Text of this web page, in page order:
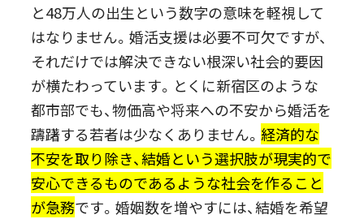
と48万人の出生という数字の意味を軽視して
はなりません。婚活支援は必要不可欠ですが、
それだけでは解決できない根深い社会的要因
が横たわっています。とくに新宿区のような
都市部でも、物価高や将来への不安から婚活を
躊躇する若者は少なくありません。 経済的な
不安を取り除き、結婚という選択肢が現実的で
安心できるものであるような社会を作ること
が急務です。婚姻数を増やすには、結婚を希望